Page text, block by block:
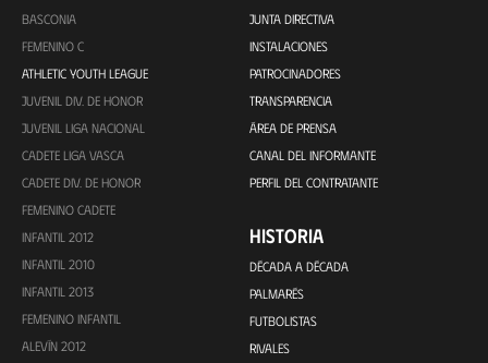
BASCONIA
FEMENINO C
ATHLETIC YOUTH LEAGUE
JUVENIL DIV. DE HONOR
JUVENIL LIGA NACIONAL
CADETE LIGA VASCA
CADETE DIV. DE HONOR
FEMENINO CADETE
INFANTIL 2012
INFANTIL 2010
INFANTIL 2013
FEMENINO INFANTIL
ALEVÍN 2012
JUNTA DIRECTIVA
INSTALACIONES
PATROCINADORES
TRANSPARENCIA
ÁREA DE PRENSA
CANAL DEL INFORMANTE
PERFIL DEL CONTRATANTE
HISTORIA
DÉCADA A DÉCADA
PALMARÉS
FUTBOLISTAS
RIVALES